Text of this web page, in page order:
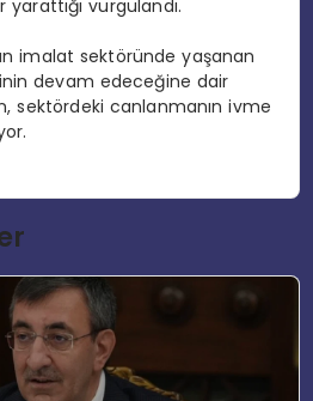
vurgulandı.
imalat sektöründe yaşanan
devam edeceğine dair
sektördeki canlanmanın ivme